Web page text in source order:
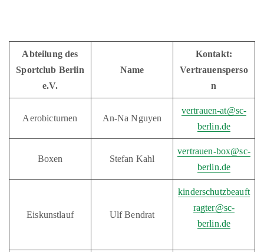
Abteilung des
Sportclub Berlin
e.V.
Name
Kontakt:
Vertrauensperso
n
Aerobicturnen An-Na Nguyen
vertrauen-at@sc-
berlin.de
Boxen Stefan Kahl
vertrauen-box@sc-
berlin.de
Eiskunstlauf Ulf Bendrat
kinderschutzbeauft
ragter@sc-
berlin.de